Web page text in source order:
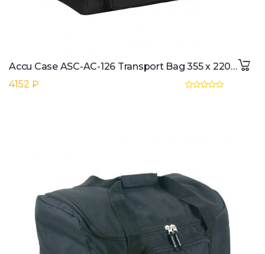
Accu Case ASC-AC-126 Transport Bag 355 x 220 x 170 mm
4152 ₽